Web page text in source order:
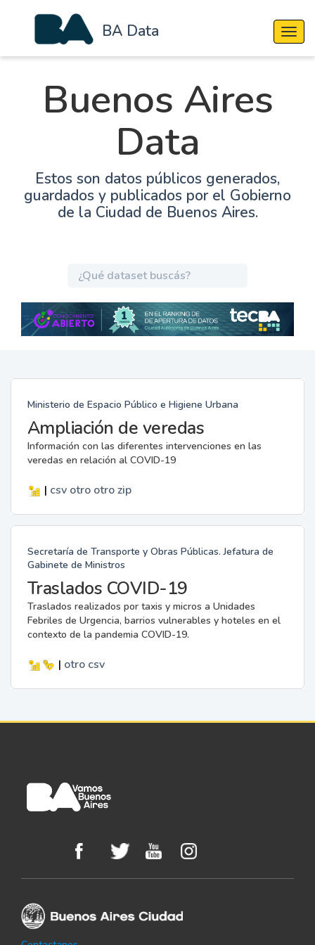
BA Data
Buenos Aires
Data
Estos son datos públicos generados,
guardados y publicados por el Gobierno
de la Ciudad de Buenos Aires.
Ministerio de Espacio Público e Higiene Urbana
Ampliación de veredas
Información con las diferentes intervenciones en las
veredas en relación al COVID-19
| csv otro otro zip
Secretaría de Transporte y Obras Públicas. Jefatura de
Gabinete de Ministros
Traslados COVID-19
Traslados realizados por taxis y micros a Unidades
Febriles de Urgencia, barrios vulnerables y hoteles en el
contexto de la pandemia COVID-19.
| otro csv